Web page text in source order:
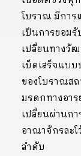
โบราณ มีการ
เป็นการยอม
เปลี่ยนทางวั
เบ็ดเสร็จแบ
ของโบราณส
มรดกทางอา
เปลี่ยนผ่านก
อาณาจักรละ
ลำดับ